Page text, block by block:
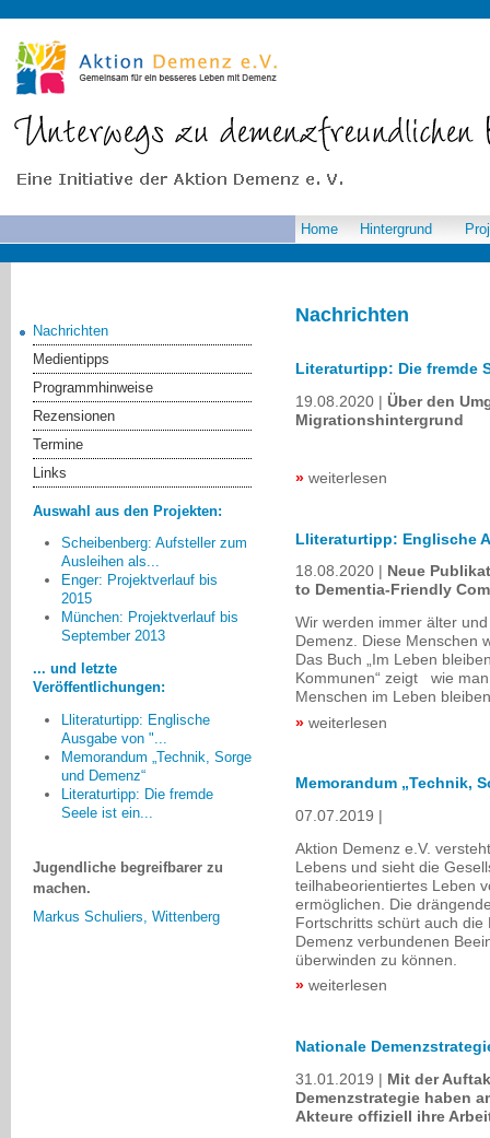
Nachrichten
Literaturtipp: Die fremde
19.08.2020
Über den
Migrationshintergrund
weiterlesen
Lliteraturtipp: Englische
18.08.2020
Neue
to Dementia-Friendly
Wir werden immer älter
Demenz. Diese Menschen
Das Buch „Im Leben
Kommunen“ zeigt wie
Menschen im Leben
weiterlesen
Memorandum „Technik,
07.07.2019
Aktion Demenz e.V.
Lebens und sieht die
teilhabeorientiertes Leben
ermöglichen. Die
Fortschritts schürt auch
Demenz verbundenen
überwinden zu können.
weiterlesen
Nationale
31.01.2019
Mit der
Demenzstrategie haben
Akteure offiziell ihre
Home Hintergrund
Nachrichten
Medientipps
Programmhinweise
Rezensionen
Termine
Links
Auswahl aus den Projekten:
Scheibenberg: Aufsteller zum
Ausleihen als...
Enger: Projektverlauf bis
2015
München: Projektverlauf bis
September 2013
... und letzte
Veröffentlichungen:
Lliteraturtipp: Englische
Ausgabe von "...
Memorandum „Technik, Sorge
und Demenz“
Literaturtipp: Die fremde
Seele ist ein...
Beeindruckend am Projekt war
die sich fortwährend steigernde
Begeisterung der Schüler. Sie
bewegende und teilweise spaßige
Weise einem noch immer großen
Tabuthema in weiten Teilen unserer
Gesellschaft zu nähern, um der
Demenz etwas von ihrem
Schrecken zu nehmen und den
Verlauf und den Umgang mit der
Krankheit auch für Kinder und
machen.
Markus Schuliers, Wittenberg